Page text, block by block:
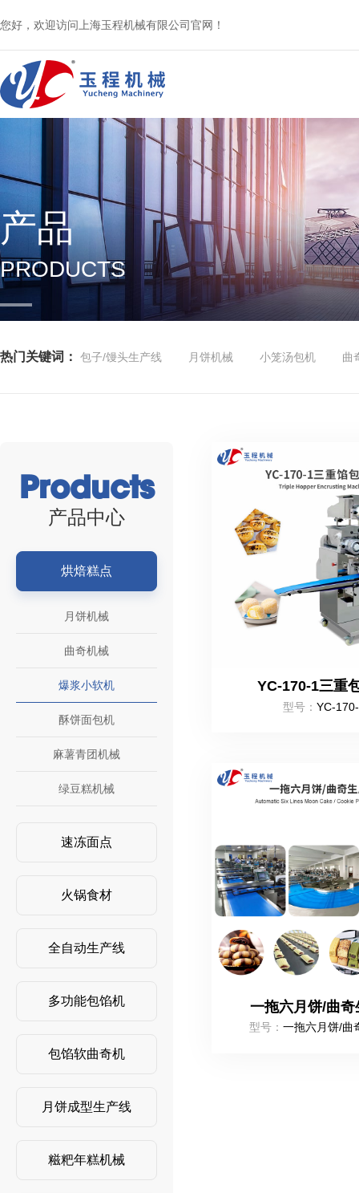
您好，欢迎访问上海玉程机械有限公司官网！
产品
PRODUCTS
热门关键词： 包子/馒头生产线 月饼机械 小笼汤包机 曲
Products
产品中心
烘焙糕点
月饼机械
曲奇机械
爆浆小软机
酥饼面包机
麻薯青团机械
绿豆糕机械
速冻面点
火锅食材
全自动生产线
多功能包馅机
包馅软曲奇机
月饼成型生产线
糍粑年糕机械
YC-170-1三重
型号： YC-
一拖六月饼/曲奇
型号：一拖六月饼/曲